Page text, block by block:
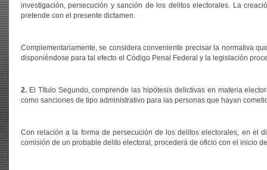
investigación, persecución y sanción de los delitos electorales. La
pretende con el presente dictamen.
Complementariamente, se considera conveniente precisar la normativa
disponiéndose para tal efecto el Código Penal Federal y la legislación
2. El Título Segundo, comprende las hipótesis delictivas en materia
como sanciones de tipo administrativo para las personas que hayan
Con relación a la forma de persecución de los delitos electorales, en el
comisión de un probable delito electoral, procederá de oficio con el inicio